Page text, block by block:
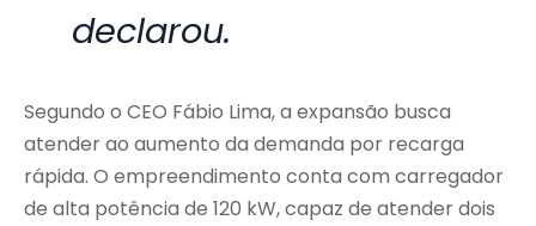
declarou.
Segundo o CEO Fábio Lima, a expansão busca
atender ao aumento da demanda por recarga
rápida. O empreendimento conta com carregador
de alta potência de 120 kW, capaz de atender dois